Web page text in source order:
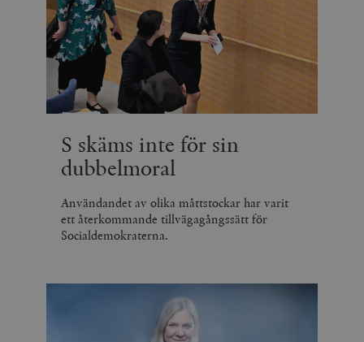
S skäms inte för sin
dubbelmoral
Användandet av olika måttstockar har varit
ett återkommande tillvägagångssätt för
Socialdemokraterna.